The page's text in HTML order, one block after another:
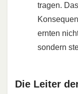
tragen.
ernten
sondern
Die Leiter